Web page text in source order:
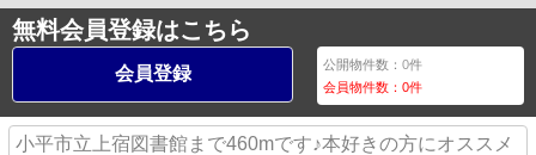
無料会員登録はこちら
会員登録 公開物件数：0件
会員物件数：0件
小平市立上宿図書館まで460mです♪本好きの方にオススメ